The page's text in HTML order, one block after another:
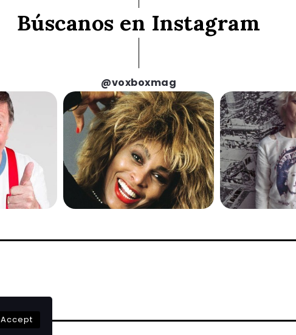
Búscanos en Instagram
@voxboxmag
Accept